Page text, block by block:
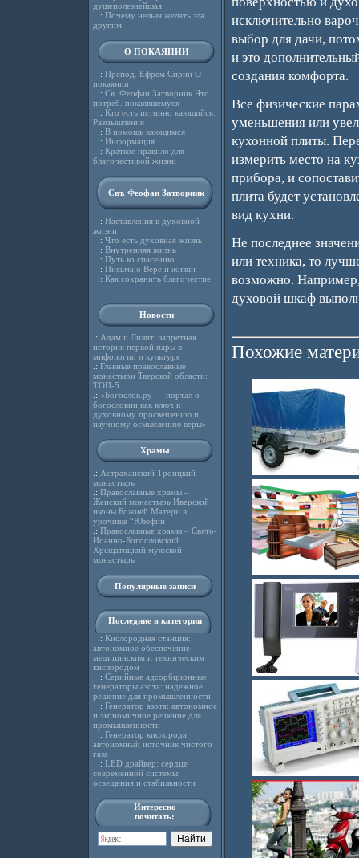
душеполезнейшая
.: Почему нельзя желать зла
другим
О ПОКАЯНИИ
.: Препод. Ефрем Сирин О
покаянии
.: Св. Феофан Затворник Что
потреб. покаявшемуся
.: Кто есть истинно кающийся.
Размышления
.: В помощь кающимся
.: Информация
.: Краткое правило для
благочестивой жизни
Свт. Феофан Затворник
.: Наставления в духовной
жизни
.: Что есть духовная жизнь
.: Внутренняя жизнь
.: Путь ко спасению
.: Письма о Вере и жизни
.: Как сохранить благочестие
Новости
.: Адам и Лилит: запретная
история первой пары в
мифологии и культуре
.: Главные православные
монастыри Тверской области:
ТОП-5
.: «Богослов.ру — портал о
богословии как ключ к
духовному просвещению и
научному осмыслению веры»
Храмы
.: Астраханский Троицкий
монастырь
.: Православные храмы –
Женский монастырь Иверской
иконы Божией Матери в
урочище “Юзефин
.: Православные храмы – Свято-
Иоанно-Богословский
Хрещатицкий мужской
монастырь
Популярные записи
Последние в категории
.: Кислородная станция:
автономное обеспечение
медицинским и техническим
кислородом
.: Серийные адсорбционные
генераторы азота: надежное
решение для промышленности
.: Генератор азота: автономное
и экономичное решение для
промышленности
.: Генератор кислорода:
автономный источник чистого
газа
.: LED драйвер: сердце
современной системы
освещения и стабильности
Интересно
почитать:
исключительно
выбор для дачи,
и это
создания комфорта.
Все физические
уменьшения или
кухонной плиты.
измерить место на
прибора, и
плита будет
вид кухни.
Не последнее
или техника, то
возможно. Например,
духовой шкаф
Похожие